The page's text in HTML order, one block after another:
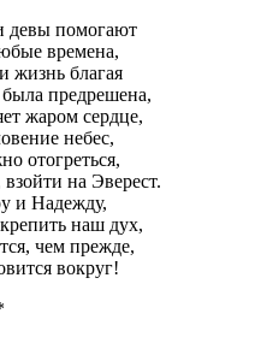
девы помогают
времена,
жизнь благая
предрешена,
жаром сердце,
небес,
отогреться,
на Эверест.
и Надежду,
наш дух,
чем прежде,
вокруг!